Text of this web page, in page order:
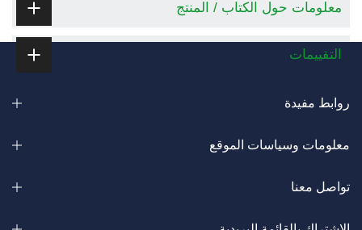
معلومات حول الكتاب / المنتج
التقييمات
روابط مفيدة
معلومات وسياسات الموقع
تواصل معنا